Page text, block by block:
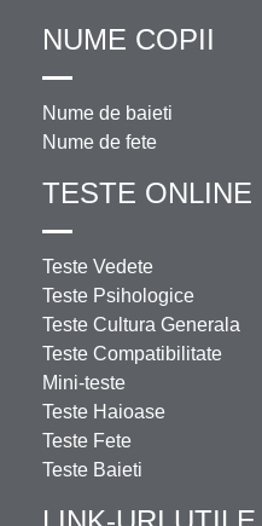
NUME COPII
Nume de baieti
Nume de fete
TESTE ONLINE
Teste Vedete
Teste Psihologice
Teste Cultura Generala
Teste Compatibilitate
Mini-teste
Teste Haioase
Teste Fete
Teste Baieti